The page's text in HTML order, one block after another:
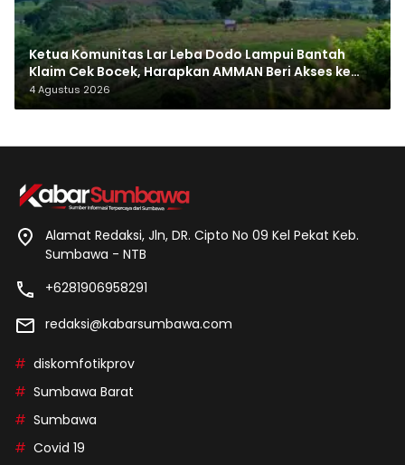
Ketua Komunitas Lar Leba Dodo Lampui Bantah
Klaim Cek Bocek, Harapkan AMMAN Beri Akses ke
Makam Leluhur
4 Agustus 2026
Alamat Redaksi, Jln, DR. Cipto No 09 Kel Pekat Keb.
Sumbawa - NTB
+6281906958291
redaksi@kabarsumbawa.com
diskomfotikprov
Sumbawa Barat
Sumbawa
Covid 19